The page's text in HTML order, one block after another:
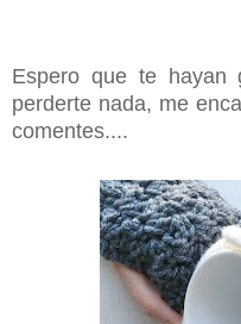
Espero que te hayan
perderte nada, me
comentes....